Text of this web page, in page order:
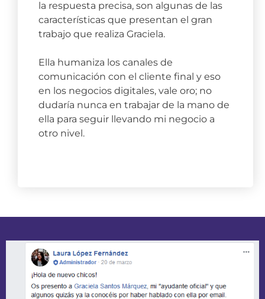
la respuesta precisa, son algunas de las
características que presentan el gran
trabajo que realiza Graciela.
Ella humaniza los canales de
comunicación con el cliente final y eso
en los negocios digitales, vale oro; no
dudaría nunca en trabajar de la mano de
ella para seguir llevando mi negocio a
otro nivel.